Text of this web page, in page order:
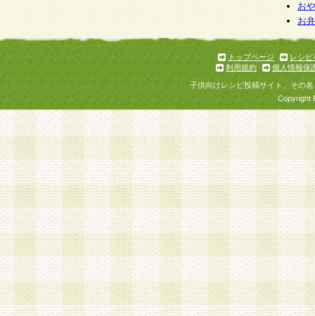
お
お
トップページ
レシピ
利用規約
個人情報保
子供向けレシピ投稿サイト、その
Copyright